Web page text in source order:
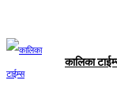
कालिका